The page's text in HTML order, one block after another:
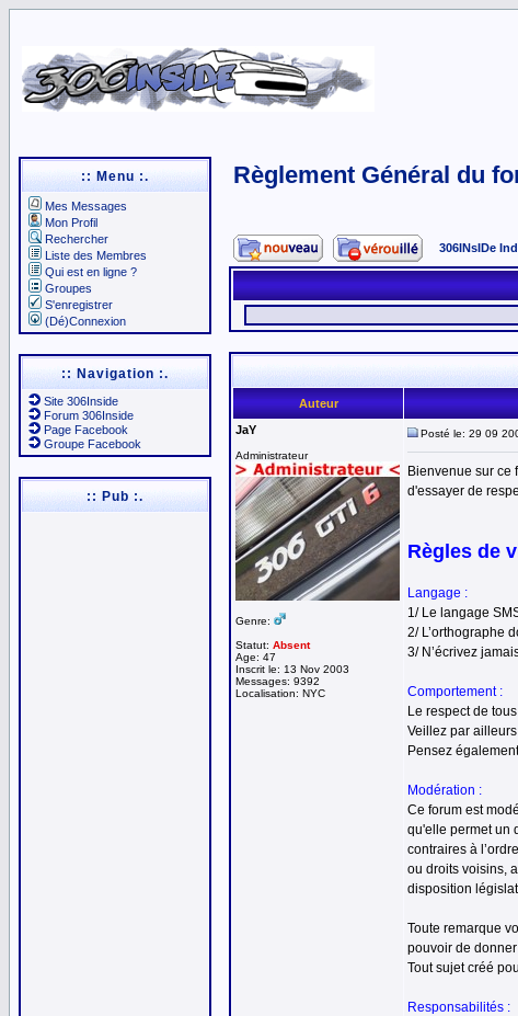
:: Menu :.
Mes Messages
Mon Profil
Rechercher
Liste des Membres
Qui est en ligne ?
Groupes
S'enregistrer
(Dé)Connexion
:: Navigation :.
Site 306Inside
Forum 306Inside
Page Facebook
Groupe Facebook
:: Pub :.
Règlement Général du
306INsIDe
Auteur
JaY
Administrateur
Genre:
Statut: Absent
Age: 47
Inscrit le: 13 Nov 2003
Messages: 9392
Localisation: NYC
Posté le: 29 09
Bienvenue sur ce
d'essayer de
Règles de
Langage :
1/ Le langage
2/ L’orthographe
3/ N’écrivez
Comportement :
Le respect de
Veillez par
Pensez
Modération :
Ce forum est
qu'elle permet un
contraires à
ou droits voisins,
disposition
Toute remarque
pouvoir de
Tout sujet créé
Responsabilités :